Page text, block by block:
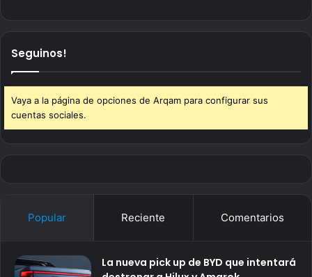
Seguinos!
Vaya a la página de opciones de Arqam para configurar sus
cuentas sociales.
Popular Reciente Comentarios
La nueva pick up de BYD que intentará